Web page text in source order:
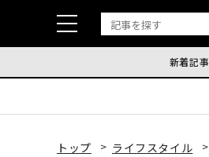
新着記事
トップ ライフスタイル